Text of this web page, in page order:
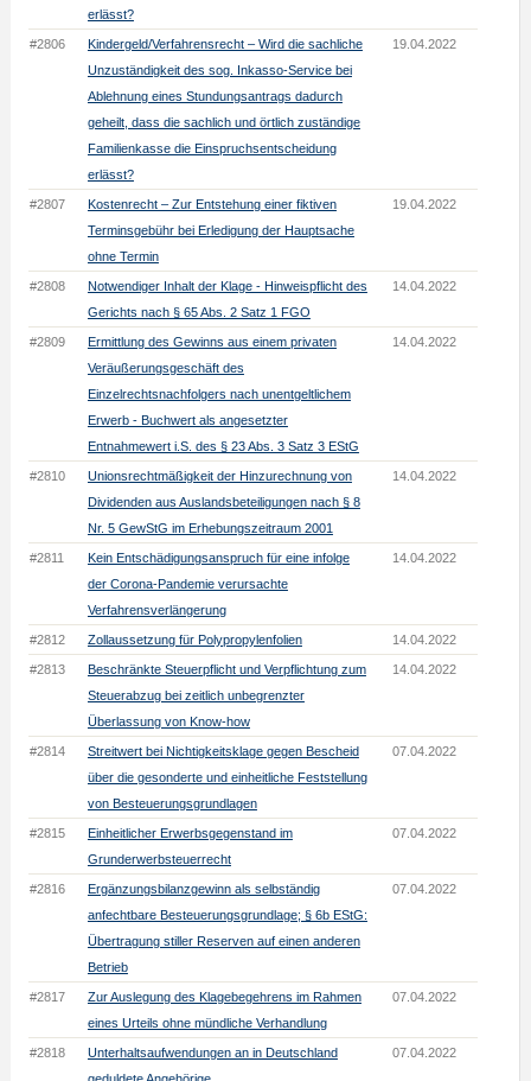
erlässt?
#2806
Kindergeld/Verfahrensrecht – Wird die sachliche
Unzuständigkeit des sog. Inkasso-Service bei
Ablehnung eines Stundungsantrags dadurch
geheilt, dass die sachlich und örtlich zuständige
Familienkasse die Einspruchsentscheidung
erlässt?
19.04.2022
#2807
Kostenrecht – Zur Entstehung einer fiktiven
Terminsgebühr bei Erledigung der Hauptsache
ohne Termin
19.04.2022
#2808
Notwendiger Inhalt der Klage - Hinweispflicht des
Gerichts nach § 65 Abs. 2 Satz 1 FGO
14.04.2022
#2809
Ermittlung des Gewinns aus einem privaten
Veräußerungsgeschäft des
Einzelrechtsnachfolgers nach unentgeltlichem
Erwerb - Buchwert als angesetzter
Entnahmewert i.S. des § 23 Abs. 3 Satz 3 EStG
14.04.2022
#2810
Unionsrechtmäßigkeit der Hinzurechnung von
Dividenden aus Auslandsbeteiligungen nach § 8
Nr. 5 GewStG im Erhebungszeitraum 2001
14.04.2022
#2811
Kein Entschädigungsanspruch für eine infolge
der Corona-Pandemie verursachte
Verfahrensverlängerung
14.04.2022
#2812 Zollaussetzung für Polypropylenfolien 14.04.2022
#2813
Beschränkte Steuerpflicht und Verpflichtung zum
Steuerabzug bei zeitlich unbegrenzter
Überlassung von Know-how
14.04.2022
#2814
Streitwert bei Nichtigkeitsklage gegen Bescheid
über die gesonderte und einheitliche Feststellung
von Besteuerungsgrundlagen
07.04.2022
#2815
Einheitlicher Erwerbsgegenstand im
Grunderwerbsteuerrecht
07.04.2022
#2816
Ergänzungsbilanzgewinn als selbständig
anfechtbare Besteuerungsgrundlage; § 6b EStG:
Übertragung stiller Reserven auf einen anderen
Betrieb
07.04.2022
#2817
Zur Auslegung des Klagebegehrens im Rahmen
eines Urteils ohne mündliche Verhandlung
07.04.2022
#2818
Unterhaltsaufwendungen an in Deutschland
07.04.2022